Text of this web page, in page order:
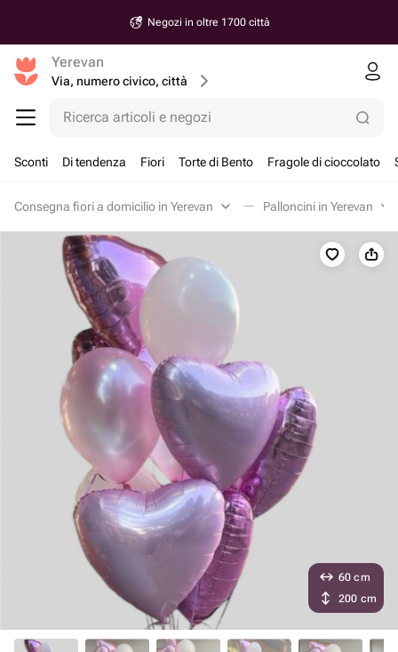
Negozi in oltre 1700 città
Yerevan
Via, numero civico, città
Ricerca articoli e negozi
Sconti Di tendenza Fiori Torte di Bento Fragole di cioccolato
Consegna fiori a domicilio in Yerevan Palloncini in Yerevan
60 cm
200 cm